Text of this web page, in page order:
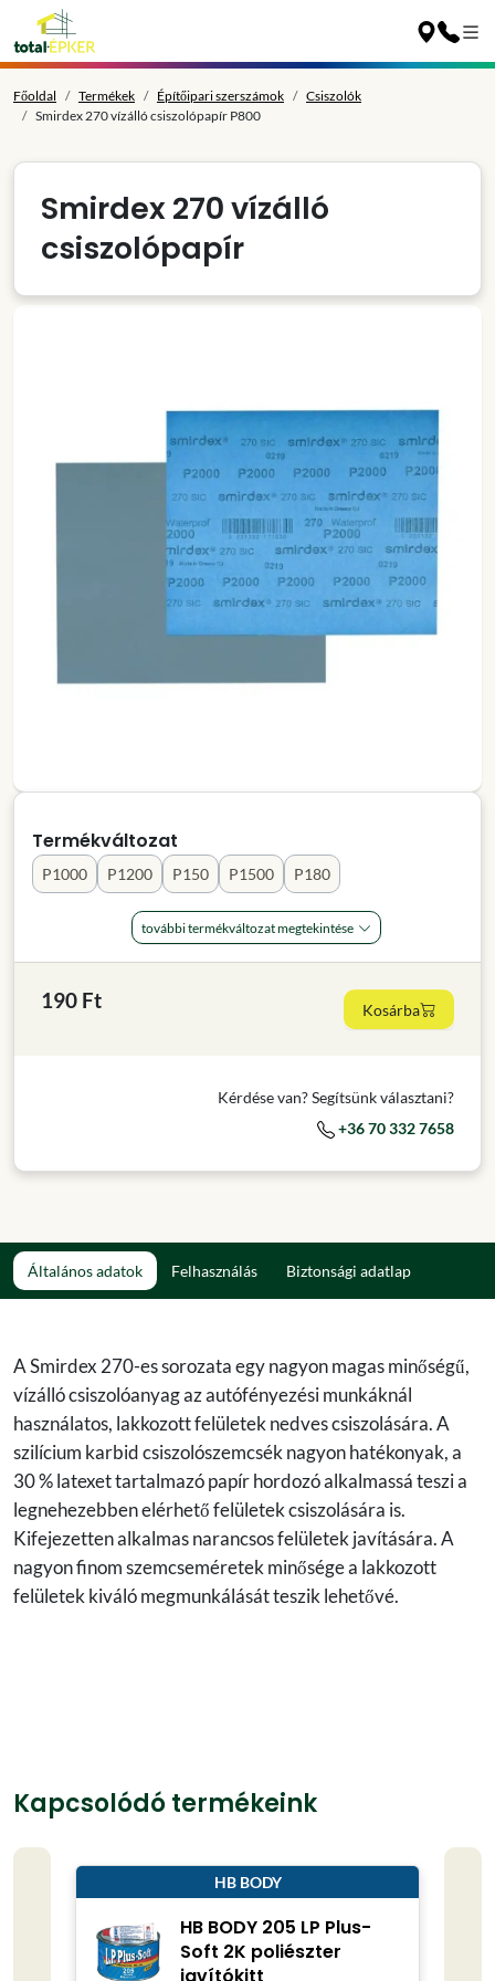
Főoldal Termékek Építőipari szerszámok
Csiszolók
Smirdex 270 vízálló csiszolópapír P800
Smirdex 270 vízálló
csiszolópapír
Termékváltozat
P1000 P1200 P150 P1500 P180
további termékváltozat megtekintése
190 Ft Kosárba
Kérdése van? Segítsünk választani?
+36 70 332 7658
Általános adatok Felhasználás Biztonsági adatlap
A Smirdex 270-es sorozata egy nagyon magas minőségű,
vízálló csiszolóanyag az autófényezési munkáknál
használatos, lakkozott felületek nedves csiszolására. A
szilícium karbid csiszolószemcsék nagyon hatékonyak, a
30 % latexet tartalmazó papír hordozó alkalmassá teszi a
legnehezebben elérhető felületek csiszolására is.
Kifejezetten alkalmas narancsos felületek javítására. A
nagyon finom szemcseméretek minősége a lakkozott
felületek kiváló megmunkálását teszik lehetővé.
Kapcsolódó termékeink
HB BODY
HB BODY 205 LP Plus-
Soft 2K poliészter